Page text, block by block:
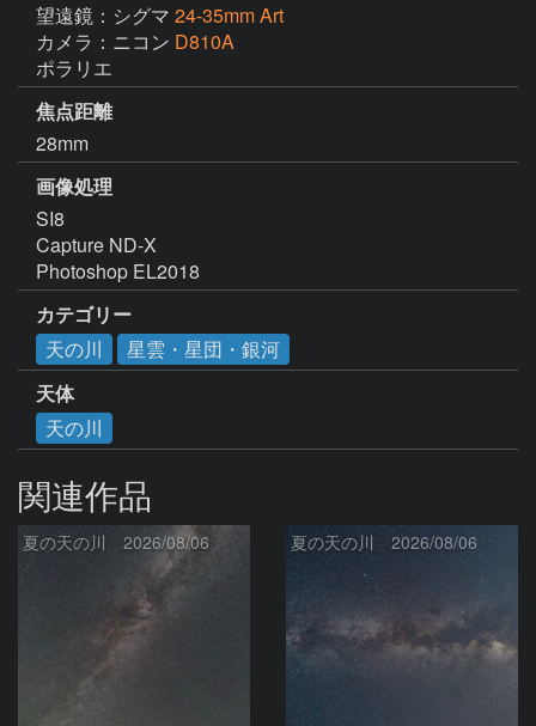
望遠鏡：シグマ 24-35mm Art
カメラ：ニコン D810A
ポラリエ
焦点距離
28mm
画像処理
SI8
Capture ND-X
Photoshop EL2018
カテゴリー
天の川
星雲・星団・銀河
天体
天の川
関連作品
夏の天の川 2026/08/06 夏の天の川 2026/08/06